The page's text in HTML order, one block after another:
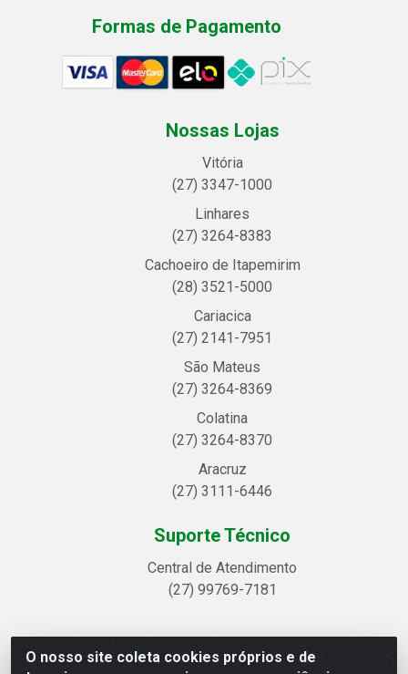
O nosso site coleta cookies próprios e de
Formas de Pagamento
Nossas Lojas
Vitória
(27) 3347-1000
Linhares
(27) 3264-8383
Cachoeiro de Itapemirim
(28) 3521-5000
Cariacica
(27) 2141-7951
São Mateus
(27) 3264-8369
Colatina
(27) 3264-8370
Aracruz
(27) 3111-6446
Suporte Técnico
Central de Atendimento
(27) 99769-7181
Linhavix Distribuidora LTDA - Avenida Alegre, 2521 -